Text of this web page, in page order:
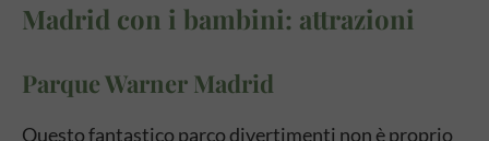
Madrid con i bambini: attrazioni
Parque Warner Madrid
Questo fantastico parco divertimenti non è proprio